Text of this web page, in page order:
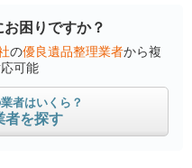
困りですか？
の優良遺品整理業者から複
可能
者はいくら？
者を探す